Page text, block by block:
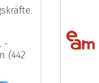
-
(442